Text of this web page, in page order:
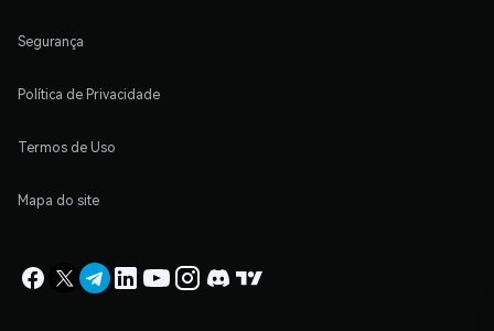
Segurança
Política de Privacidade
Termos de Uso
Mapa do site